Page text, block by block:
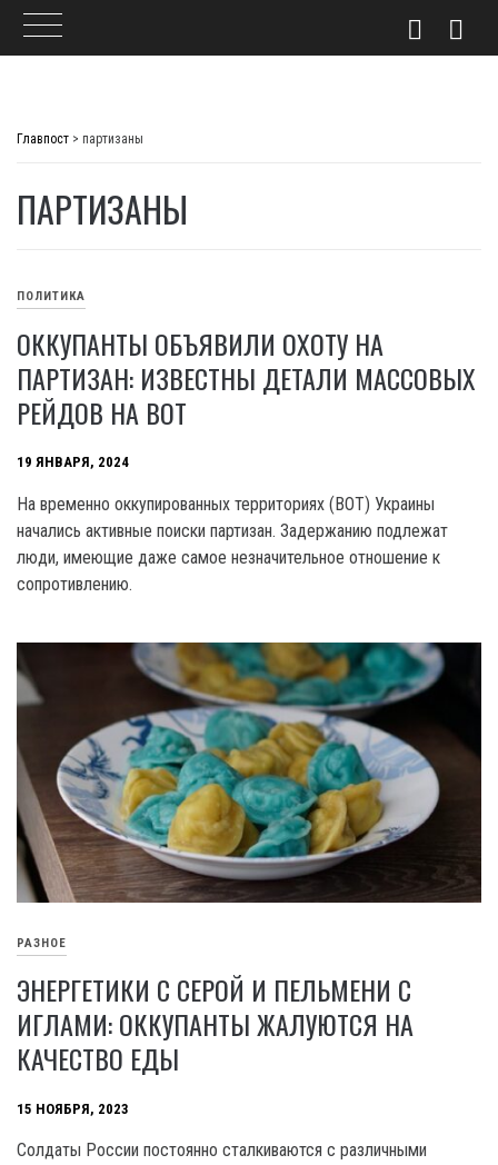
Главпост > партизаны
ПАРТИЗАНЫ
ПОЛИТИКА
ОККУПАНТЫ ОБЪЯВИЛИ ОХОТУ НА
ПАРТИЗАН: ИЗВЕСТНЫ ДЕТАЛИ МАССОВЫХ
РЕЙДОВ НА ВОТ
19 ЯНВАРЯ, 2024
На временно оккупированных территориях (BOT) Украины
начались активные поиски партизан. Задержанию подлежат
люди, имеющие даже самое незначительное отношение к
сопротивлению.
РАЗНОЕ
ЭНЕРГЕТИКИ С СЕРОЙ И ПЕЛЬМЕНИ С
ИГЛАМИ: ОККУПАНТЫ ЖАЛУЮТСЯ НА
КАЧЕСТВО ЕДЫ
15 НОЯБРЯ, 2023
Солдаты России постоянно сталкиваются с различными